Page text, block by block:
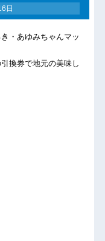
日
・あゆみちゃんマッ
換券で地元の美味し